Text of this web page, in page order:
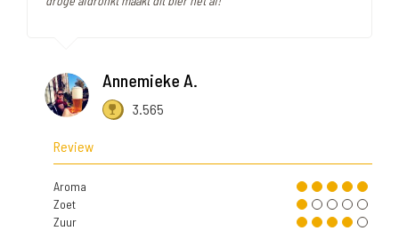
Annemieke A.
3.565
Review
Aroma
Zoet
Zuur